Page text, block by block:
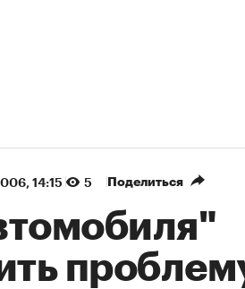
14:15 5 Поделиться